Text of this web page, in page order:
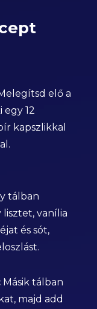
elő a
egy 12
kapszlikkal
tálban
lisztet, vanília
és sót,
Másik tálban
majd add